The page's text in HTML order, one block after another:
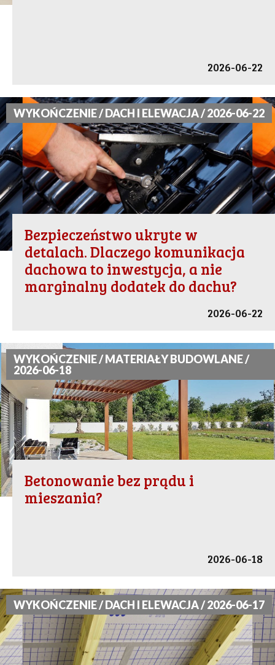
2026-06-22
WYKOŃCZENIE / DACH I ELEWACJA / 2026-06-22
Bezpieczeństwo ukryte w
detalach. Dlaczego komunikacja
dachowa to inwestycja, a nie
marginalny dodatek do dachu?
2026-06-22
WYKOŃCZENIE / MATERIAŁY BUDOWLANE /
2026-06-18
Betonowanie bez prądu i
mieszania?
2026-06-18
WYKOŃCZENIE / DACH I ELEWACJA / 2026-06-17